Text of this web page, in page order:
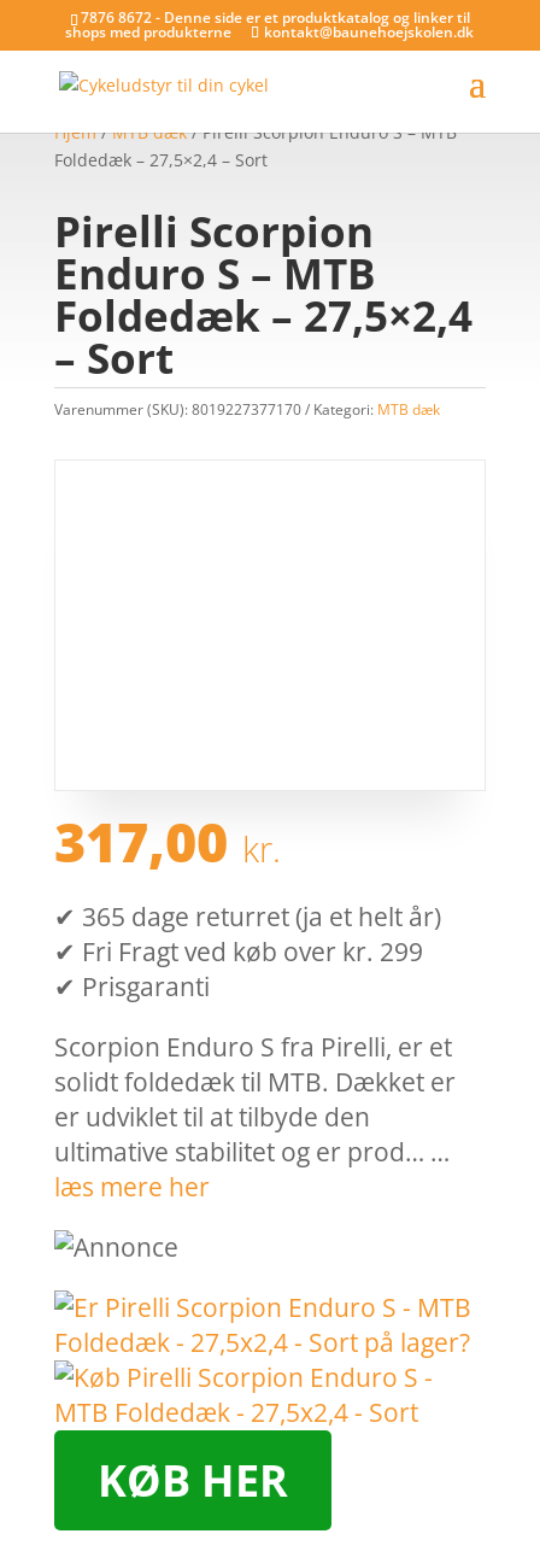
7876 8672 - Denne side er et produktkatalog og linker til
shops med produkterne kontakt@baunehoejskolen.dk
Hjem/MTB dæk/ Pirelli Scorpion Enduro S – MTB
Foldedæk – 27,5×2,4 – Sort
Pirelli Scorpion
Enduro S – MTB
Foldedæk – 27,5×2,4
– Sort
Varenummer (SKU):8019227377170 Kategori: MTB dæk
317,00 kr.
✔ 365 dage returret (ja et helt år)
✔ Fri Fragt ved køb over kr. 299
✔ Prisgaranti
Scorpion Enduro S fra Pirelli, er et
solidt foldedæk til MTB. Dækket er
er udviklet til at tilbyde den
ultimative stabilitet og er prod… …
læs mere her
KØB HER